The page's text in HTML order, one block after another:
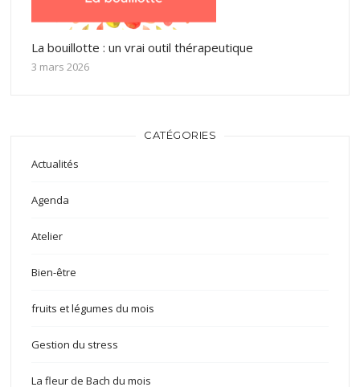
La bouillotte : un vrai outil thérapeutique
3 mars 2026
CATÉGORIES
Actualités
Agenda
Atelier
Bien-être
fruits et légumes du mois
Gestion du stress
La fleur de Bach du mois